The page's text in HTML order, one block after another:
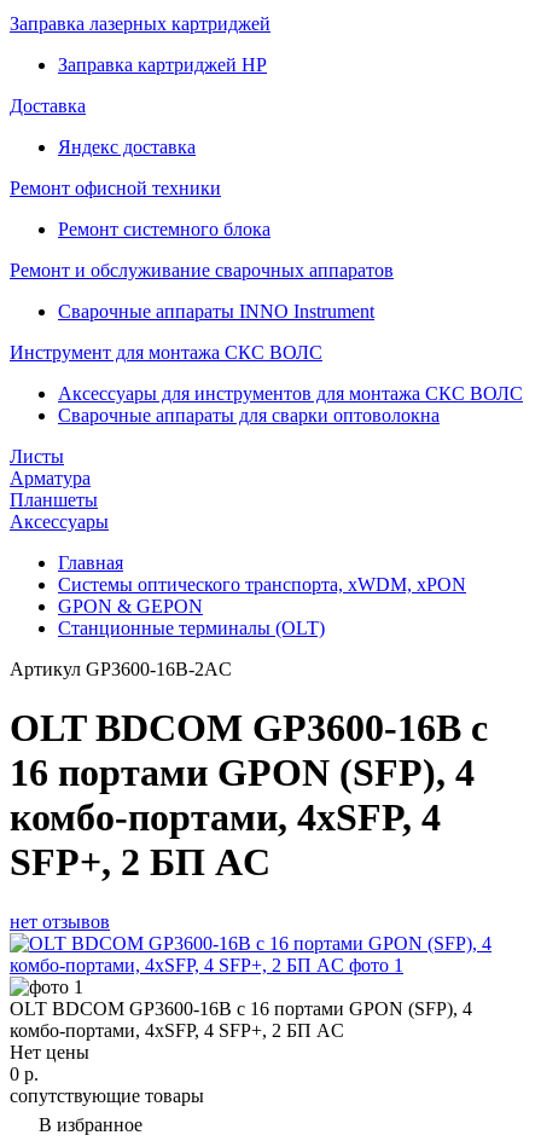
Заправка лазерных картриджей
Заправка картриджей HP
Доставка
Яндекс доставка
Ремонт офисной техники
Ремонт системного блока
Ремонт и обслуживание сварочных аппаратов
Сварочные аппараты INNO Instrument
Инструмент для монтажа СКС ВОЛС
Аксессуары для инструментов для монтажа СКС ВОЛС
Сварочные аппараты для сварки оптоволокна
Листы
Арматура
Планшеты
Аксессуары
Главная
Системы оптического транспорта, xWDM, xPON
GPON & GEPON
Станционные терминалы (OLT)
Артикул GP3600-16B-2AC
OLT BDCOM GP3600-16B с
16 портами GPON (SFP), 4
комбо-портами, 4хSFP, 4
SFP+, 2 БП АC
нет отзывов
OLT BDCOM GP3600-16B с 16 портами GPON (SFP), 4
комбо-портами, 4хSFP, 4 SFP+, 2 БП АC
Нет цены
0 р.
сопутствующие товары
В избранное